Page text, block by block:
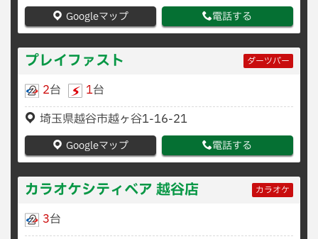
Googleマップ 電話する
プレイファスト ダーツバー
2台 1台
埼玉県越谷市越ヶ谷1-16-21
Googleマップ 電話する
カラオケシティベア 越谷店 カラオケ
3台